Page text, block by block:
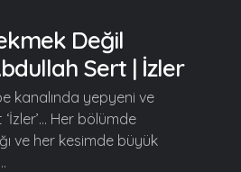
Değil
Sert | İzler
kanalında yepyeni ve
Her bölümde
ve her kesimde büyük